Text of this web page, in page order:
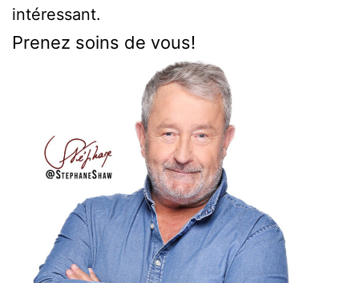
intéressant.
Prenez soins de vous!